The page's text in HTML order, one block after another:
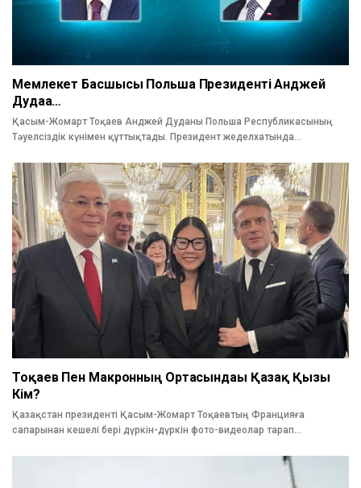
Мемлекет Басшысы Польша Президенті Анджей
Дудаға…
Қасым-Жомарт Тоқаев Анджей Дуданы Польша Республикасының
Тәуелсіздік күнімен құттықтады. Президент жеделхатында…
Тоқаев Пен Макронның Ортасындағы Қазақ Қызы
Кім?
Қазақстан президенті Қасым-Жомарт Тоқаевтың Францияға
сапарынан кешелі бері дүркін-дүркін фото-видеолар тарап…